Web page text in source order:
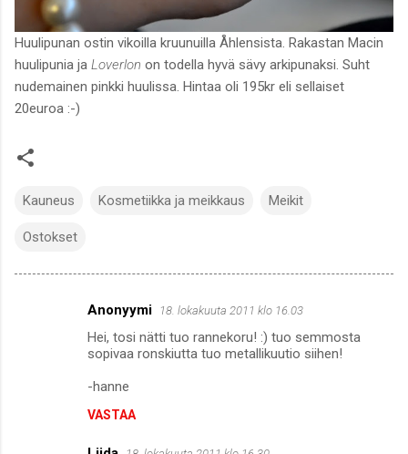
Huulipunan ostin vikoilla kruunuilla Åhlensista. Rakastan Macin
huulipunia ja Loverlon on todella hyvä sävy arkipunaksi. Suht
nudemainen pinkki huulissa. Hintaa oli 195kr eli sellaiset
20euroa :-)
Kauneus Kosmetiikka ja meikkaus Meikit
Ostokset
Anonyymi 18. lokakuuta 2011 klo 16.03
Hei, tosi nätti tuo rannekoru! :) tuo semmosta
sopivaa ronskiutta tuo metallikuutio siihen!
-hanne
VASTAA